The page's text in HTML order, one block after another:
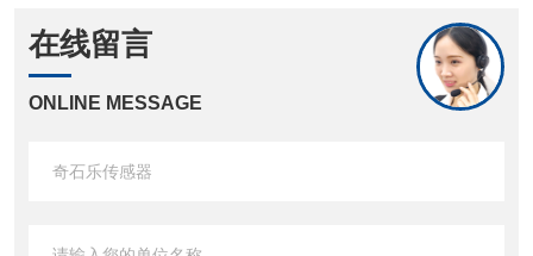
在线留言
ONLINE MESSAGE